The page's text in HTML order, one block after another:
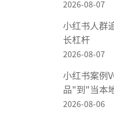
2026-08-07
小红书人群
长杠杆
2026-08-07
小红书案例
品"到"当本
在小红书"被
2026-08-06